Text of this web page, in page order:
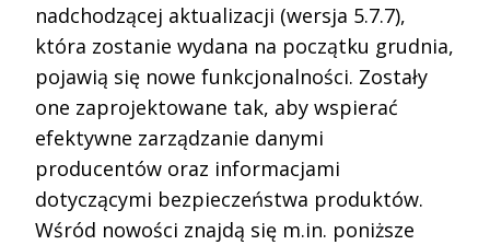
nadchodzącej aktualizacji (wersja 5.7.7),
która zostanie wydana na początku grudnia,
pojawią się nowe funkcjonalności. Zostały
one zaprojektowane tak, aby wspierać
efektywne zarządzanie danymi
producentów oraz informacjami
dotyczącymi bezpieczeństwa produktów.
Wśród nowości znajdą się m.in. poniższe